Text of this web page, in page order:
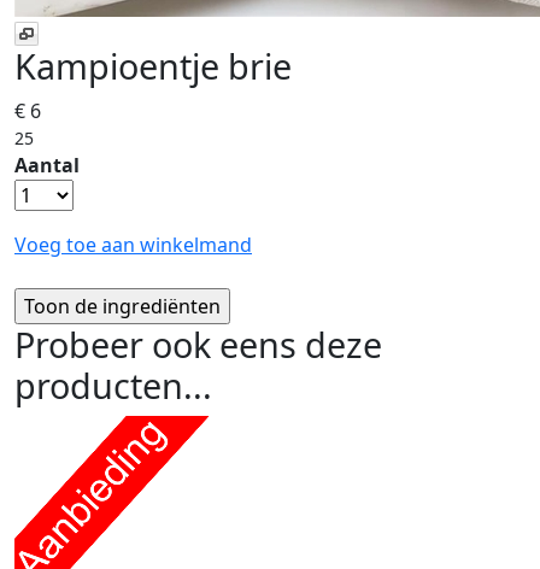
Kampioentje brie
€ 6
25
Aantal
Voeg toe aan winkelmand
Probeer ook eens deze
producten...